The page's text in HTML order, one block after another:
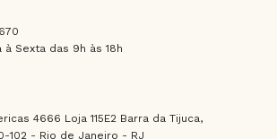
à Sexta das 9h às 18h
4666 Loja 115E2 Barra da Tijuca,
102 - Rio de Janeiro - RJ